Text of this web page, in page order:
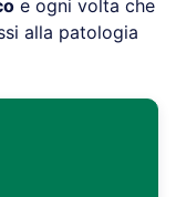
e ogni volta che
alla patologia